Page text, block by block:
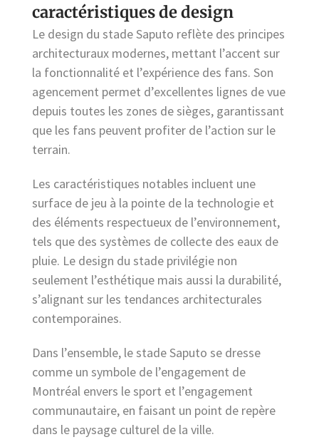
caractéristiques de design
Le design du stade Saputo reflète des principes
architecturaux modernes, mettant l’accent sur
la fonctionnalité et l’expérience des fans. Son
agencement permet d’excellentes lignes de vue
depuis toutes les zones de sièges, garantissant
que les fans peuvent profiter de l’action sur le
terrain.
Les caractéristiques notables incluent une
surface de jeu à la pointe de la technologie et
des éléments respectueux de l’environnement,
tels que des systèmes de collecte des eaux de
pluie. Le design du stade privilégie non
seulement l’esthétique mais aussi la durabilité,
s’alignant sur les tendances architecturales
contemporaines.
Dans l’ensemble, le stade Saputo se dresse
comme un symbole de l’engagement de
Montréal envers le sport et l’engagement
communautaire, en faisant un point de repère
dans le paysage culturel de la ville.